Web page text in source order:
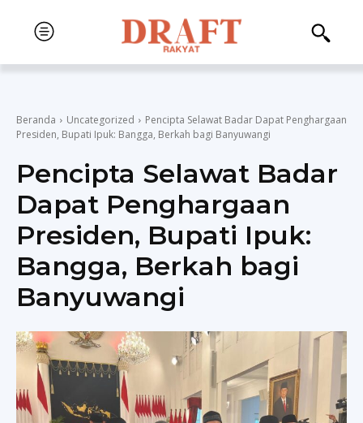
Beranda Uncategorized
Pencipta Selawat Badar Dapat Penghargaan
Presiden, Bupati Ipuk: Bangga, Berkah bagi Banyuwangi
Pencipta Selawat Badar
Dapat Penghargaan
Presiden, Bupati Ipuk:
Bangga, Berkah bagi
Banyuwangi